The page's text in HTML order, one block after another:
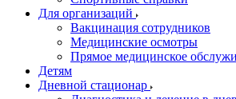
Для организаций
Вакцинация сотрудников
Медицинские осмотры
Прямое медицинское
Детям
Дневной стационар